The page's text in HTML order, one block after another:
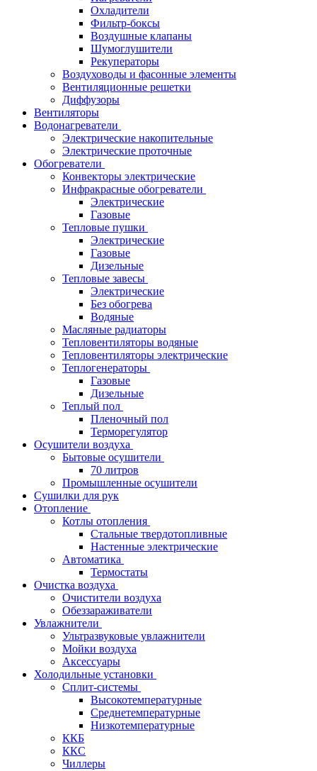
Охладители
Фильтр-боксы
Воздушные клапаны
Шумоглушители
Рекуператоры
Воздуховоды и фасонные элементы
Вентиляционные решетки
Диффузоры
Вентиляторы
Водонагреватели
Электрические накопительные
Электрические проточные
Обогреватели
Конвекторы электрические
Инфракрасные обогреватели
Электрические
Газовые
Тепловые пушки
Электрические
Газовые
Дизельные
Тепловые завесы
Электрические
Без обогрева
Водяные
Масляные радиаторы
Тепловентиляторы водяные
Тепловентиляторы электрические
Теплогенераторы
Газовые
Дизельные
Теплый пол
Пленочный пол
Терморегулятор
Осушители воздуха
Бытовые осушители
70 литров
Промышленные осушители
Сушилки для рук
Отопление
Котлы отопления
Стальные твердотопливные
Настенные электрические
Автоматика
Термостаты
Очистка воздуха
Очистители воздуха
Обеззараживатели
Увлажнители
Ультразвуковые увлажнители
Мойки воздуха
Аксессуары
Холодильные установки
Сплит-системы
Высокотемпературные
Среднетемпературные
Низкотемпературные
ККБ
ККС
Чиллеры